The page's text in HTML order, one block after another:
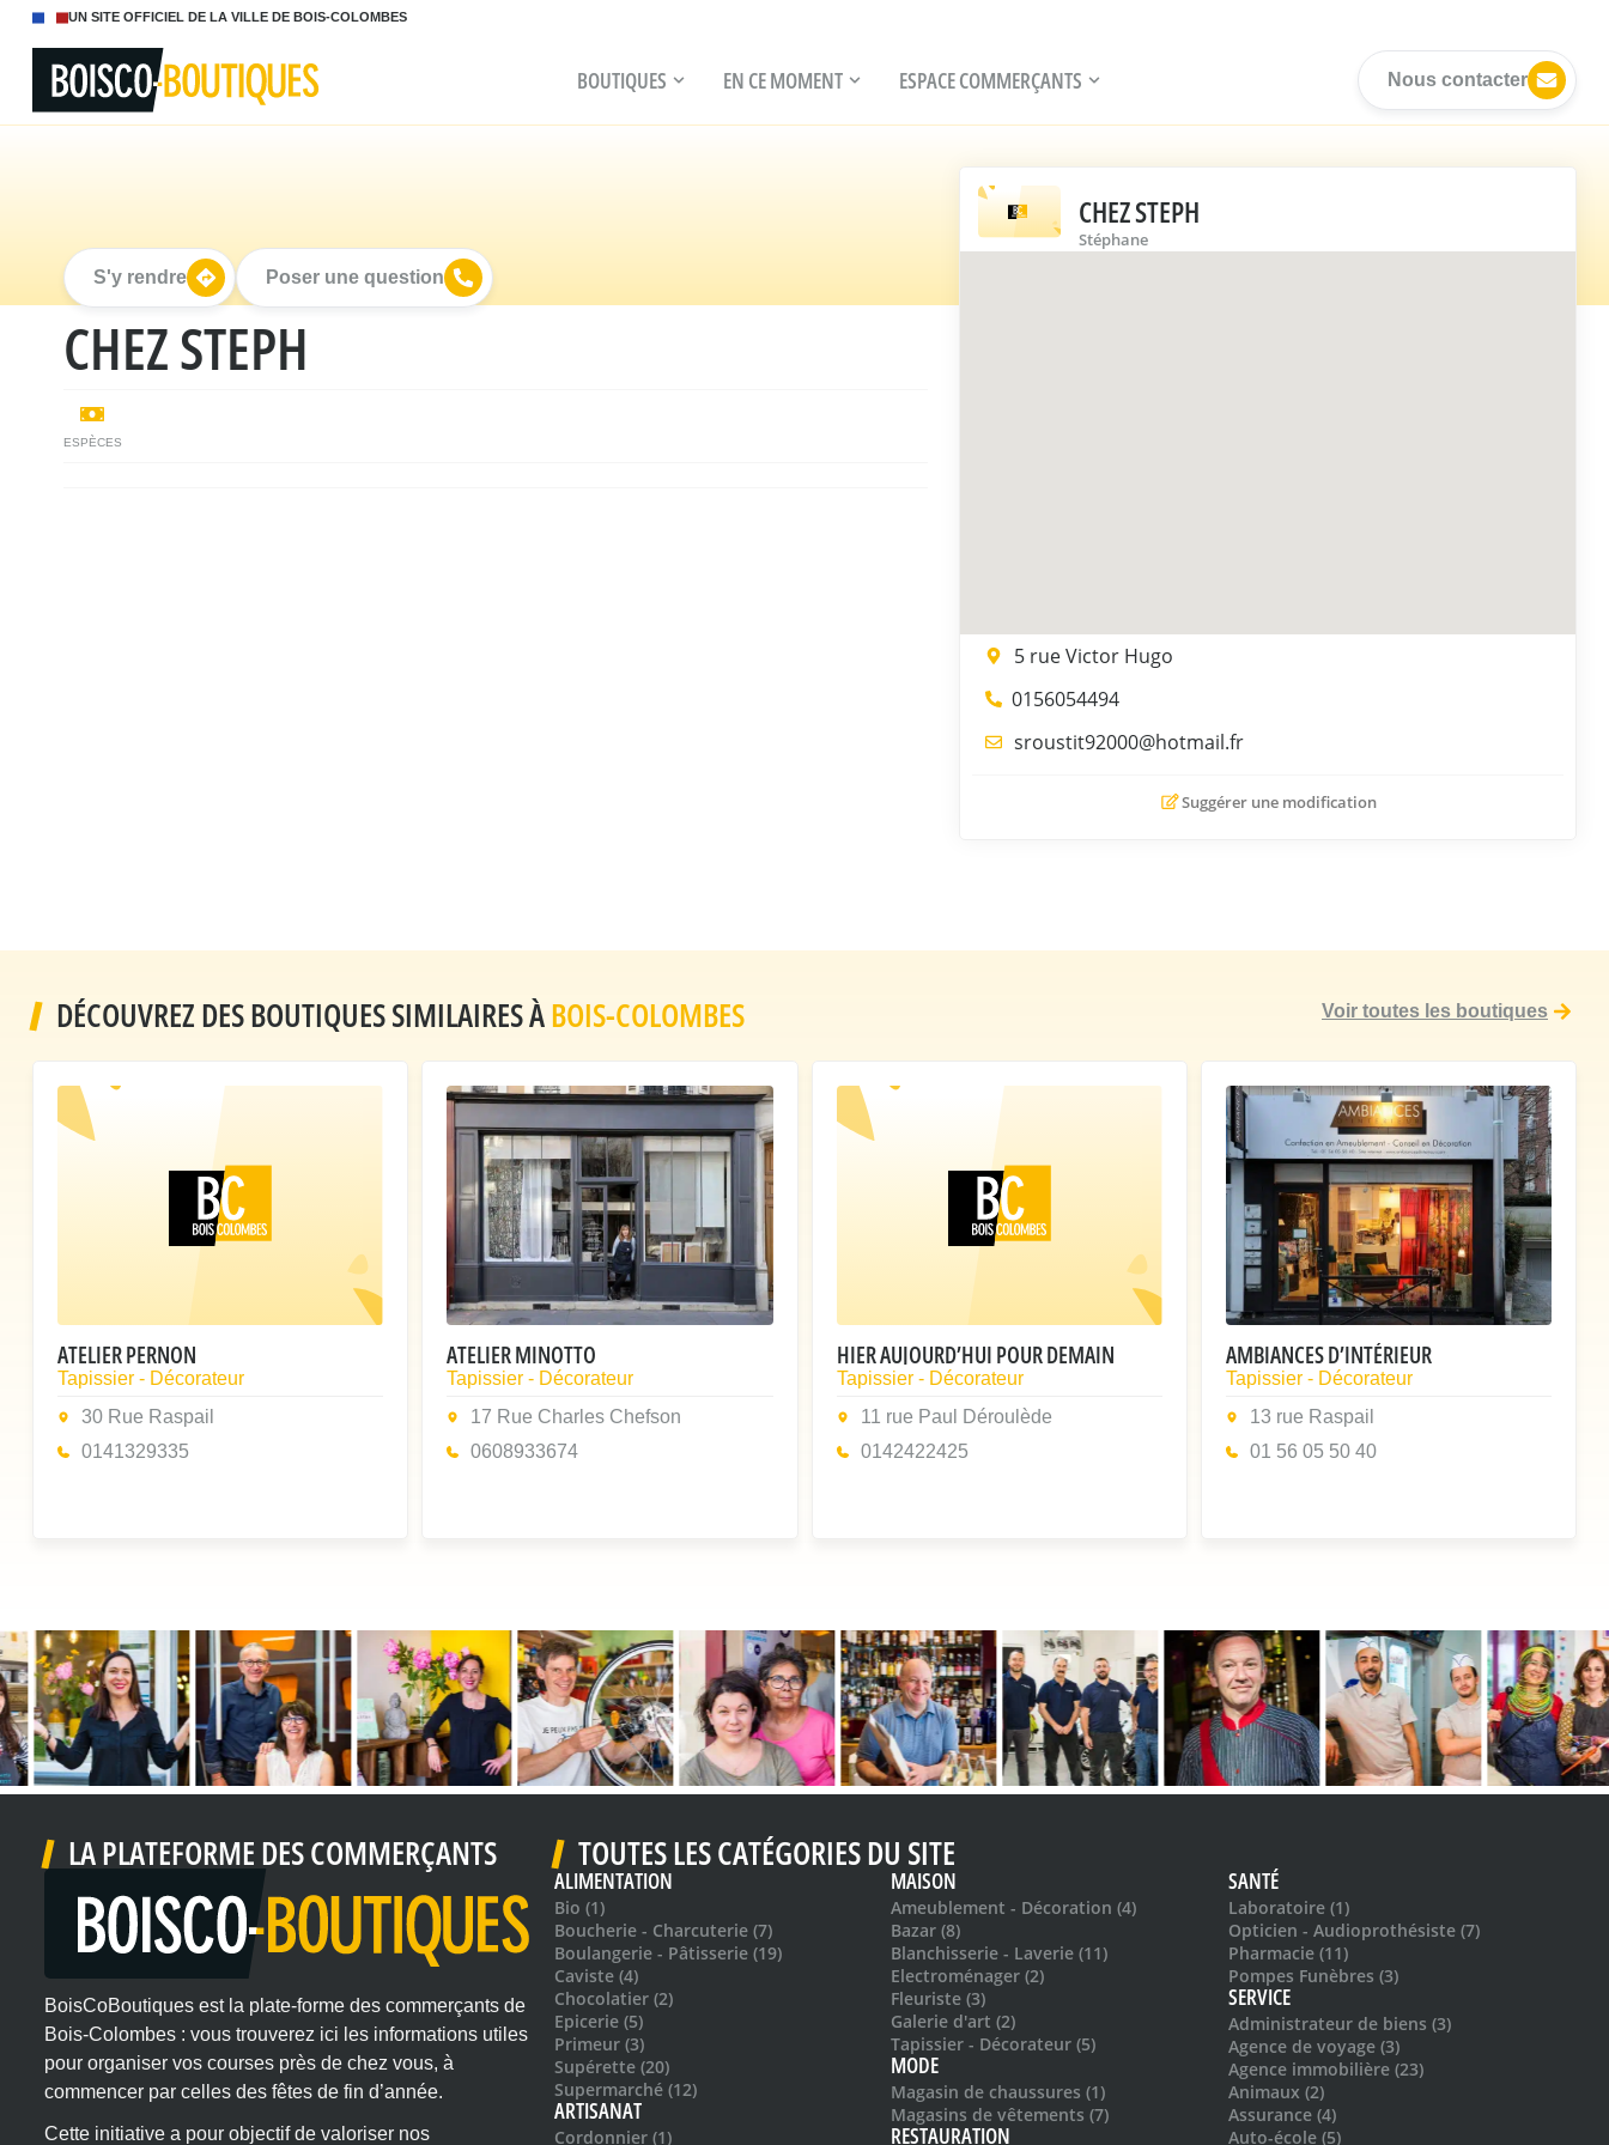
UN SITE OFFICIEL DE LA VILLE DE BOIS-COLOMBES
BOUTIQUES EN CE MOMENT ESPACE COMMERÇANTS Nous contacter
S'y rendre Poser une question
CHEZ STEPH
ESPÈCES
CHEZ STEPH
Stéphane
5 rue Victor Hugo
0156054494
sroustit92000@hotmail.fr
Suggérer une modification
DÉCOUVREZ DES BOUTIQUES SIMILAIRES ÀBOIS-COLOMBES Voir toutes les boutiques
ATELIER PERNON
Tapissier - Décorateur
30 Rue Raspail
0141329335
ATELIER MINOTTO
Tapissier - Décorateur
17 Rue Charles Chefson
0608933674
HIER AUJOURD’HUI POUR DEMAIN
Tapissier - Décorateur
11 rue Paul Déroulède
0142422425
AMBIANCES D’INTÉRIEUR
Tapissier - Décorateur
13 rue Raspail
01 56 05 50 40
LA PLATEFORME DES COMMERÇANTS
BoisCoBoutiques est la plate-forme des commerçants de
Bois-Colombes : vous trouverez ici les informations utiles
pour organiser vos courses près de chez vous, à
commencer par celles des fêtes de fin d’année.
Cette initiative a pour objectif de valoriser nos
TOUTES LES CATÉGORIES DU SITE
ALIMENTATION
Bio (1)
Boucherie - Charcuterie (7)
Boulangerie - Pâtisserie (19)
Caviste (4)
Chocolatier (2)
Epicerie (5)
Primeur (3)
Supérette (20)
Supermarché (12)
ARTISANAT
Cordonnier (1)
MAISON
Ameublement - Décoration (4)
Bazar (8)
Blanchisserie - Laverie (11)
Electroménager (2)
Fleuriste (3)
Galerie d'art (2)
Tapissier - Décorateur (5)
MODE
Magasin de chaussures (1)
Magasins de vêtements (7)
RESTAURATION
SANTÉ
Laboratoire (1)
Opticien - Audioprothésiste (7)
Pharmacie (11)
Pompes Funèbres (3)
SERVICE
Administrateur de biens (3)
Agence de voyage (3)
Agence immobilière (23)
Animaux (2)
Assurance (4)
Auto-école (5)